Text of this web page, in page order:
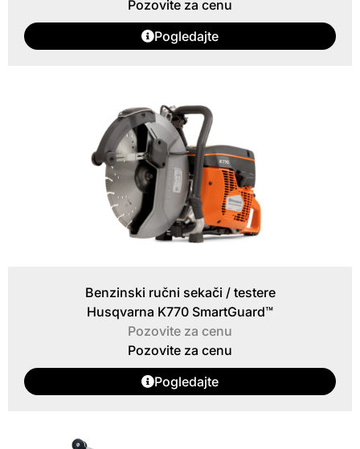
Pozovite za cenu
Pogledajte
Benzinski ručni sekači / testere
Husqvarna K770 SmartGuard™
Pozovite za cenu
Pozovite za cenu
Pogledajte